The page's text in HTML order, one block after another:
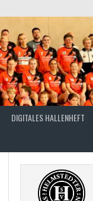
DIGITALES HALLENHEFT